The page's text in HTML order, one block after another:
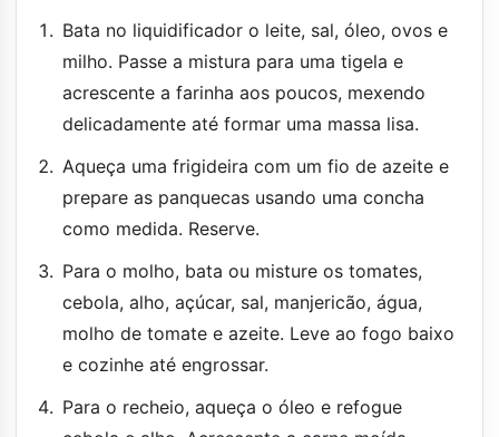
Bata no liquidificador o leite, sal, óleo, ovos e
milho. Passe a mistura para uma tigela e
acrescente a farinha aos poucos, mexendo
delicadamente até formar uma massa lisa.
Aqueça uma frigideira com um fio de azeite e
prepare as panquecas usando uma concha
como medida. Reserve.
Para o molho, bata ou misture os tomates,
cebola, alho, açúcar, sal, manjericão, água,
molho de tomate e azeite. Leve ao fogo baixo
e cozinhe até engrossar.
Para o recheio, aqueça o óleo e refogue